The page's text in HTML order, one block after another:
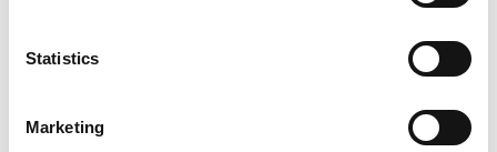
Statistics
Marketing
Smartphone Reparaturen